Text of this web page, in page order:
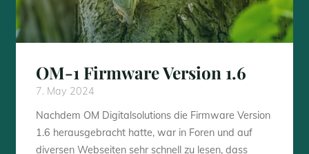
OM-1 Firmware Version 1.6
7. May 2024
Nachdem OM Digitalsolutions die Firmware Version
1.6 herausgebracht hatte, war in Foren und auf
diversen Webseiten sehr schnell zu lesen, dass